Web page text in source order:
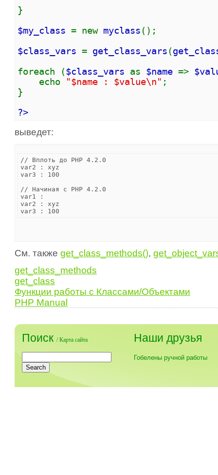
}
$my_class = new myclass ();
$class_vars = get_class_vars (
foreach ($class_vars as $name =>
echo
"$name : $value\n" ;
}
?>
выведет:
// Вплоть до PHP 4.2.0
var2 : xyz
var3 : 100
// Начиная с PHP 4.2.0
var1 :
var2 : xyz
См. также get_class_methods(),
get_class_methods
get_class
Функции работы с Классами/Объектами
PHP Manual
Поиск /Карта сайта Наши друзья
Гобелены ручной работы